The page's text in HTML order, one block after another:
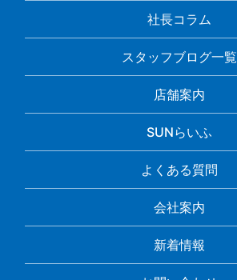
社長コラム
スタッフブログ一覧
店舗案内
SUNらいふ
よくある質問
会社案内
新着情報